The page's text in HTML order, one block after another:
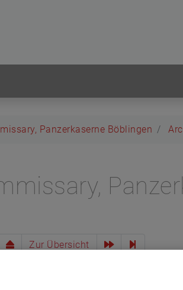
Panzerkaserne Böblingen
Zur Übersicht